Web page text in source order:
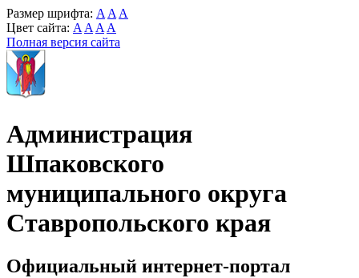
Размер шрифта: A A A
Цвет сайта: A A A A
Полная версия сайта
Администрация
Шпаковского
муниципального округа
Ставропольского края
Официальный интернет-портал